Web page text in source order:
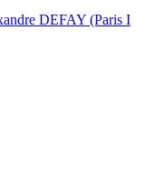
DEFAY (Paris I